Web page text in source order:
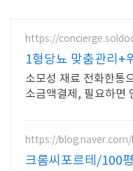
https://
1형당뇨 맞춤관리+
방 주기 무료알림
소모성 재료 전화한통
소금액결제, 필요하면
https://
크롬씨포르테/100